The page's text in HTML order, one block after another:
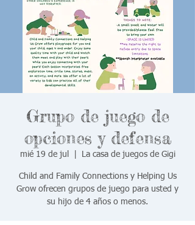
Grupo de juego de
opciones y defensa
mié 19 de jul La casa de juegos de Gigi
Child and Family Connections y Helping Us
Grow ofrecen grupos de juego para usted y
su hijo de 4 años o menos.